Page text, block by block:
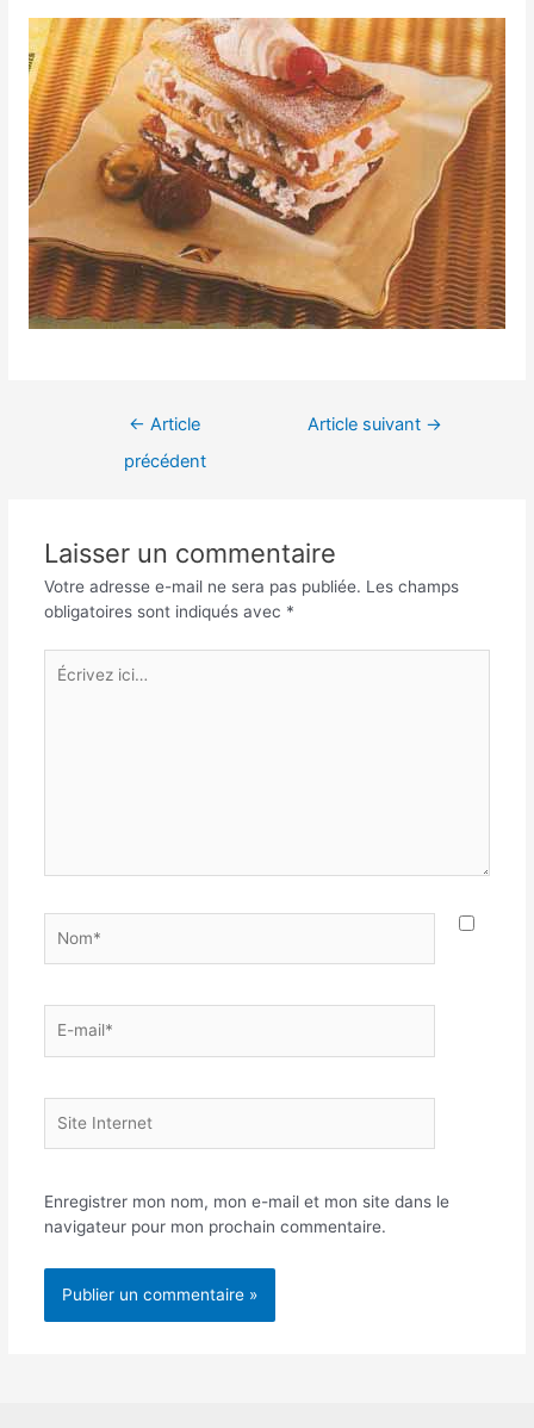
Navigation← Article
précédent
Article suivant →
Laisser un commentaire
Votre adresse e-mail ne sera pas publiée. Les champs
obligatoires sont indiqués avec *
Écrivez
ici…
mail*
Internet
Enregistrer mon nom, mon e-mail et mon site dans le
navigateur pour mon prochain commentaire.